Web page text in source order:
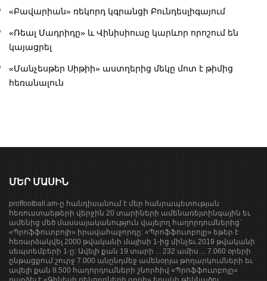
«Բավարիան» ռեկորդ կգրանցի Բունդեսլիգայում
«Ռեալ Մադրիդը» և Վինիսիուսը կարևոր որոշում են
կայացրել
«Մանչեսթեր Սիթիի» աստղերից մեկը մոտ է թիմից
հեռանալուն
ՄԵՐ ՄԱՍԻՆ
proffootball.am-ը հանդիսանում է մեր հանրապետության
հեռուստաեթերի վերջին 20 տարիների ամենառեյտինգային եւ
ամենից մեծ մասսայականություն վայելող հաղորդումներից՝
«Պրոֆֆուտբոլի» իրավահաջորդը: «Պրոֆֆուտբոլը» եթեր է
հեռարձակվել 2000 թվականի մայիսի 1-ից մինչեւ 2019 թվականի
սեպտեմբերի 1-ը: Ավելի քան 19 տարի ... 232 ամիս ... 7.060 օրերի
ընթացքում շուրջ 7.000 անընդմեջ ամենօրյա թողարկումների եւ
ավելի քան 8.500 հաղորդումների շնորհիվ «Պրոֆֆուտբոլը»